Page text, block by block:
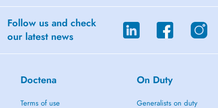
Follow us and check
our latest news
Doctena
Terms of use
On Duty
Generalists on duty